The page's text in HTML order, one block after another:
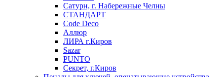
Сатурн, г. Набережные Челны
СТАНДАРТ
Code Deco
Аллюр
ЛИРА г.Киров
Sazar
PUNTO
Секрет, г.Киров